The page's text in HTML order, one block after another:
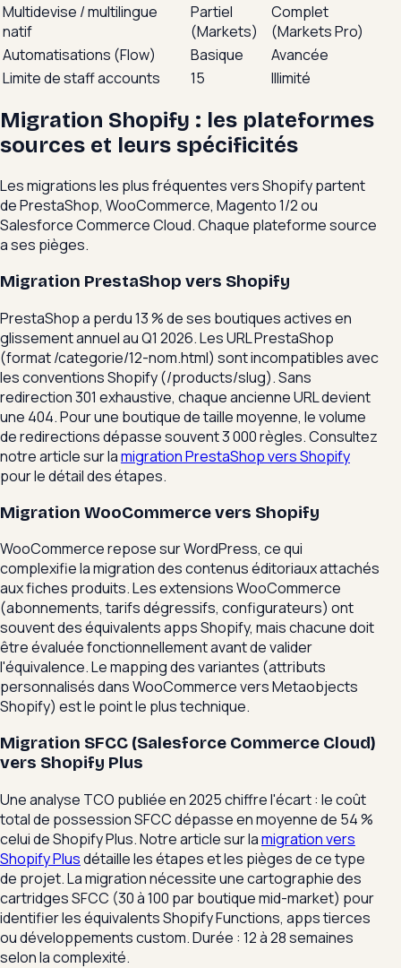
Multidevise / multilingue
natif
Partiel
(Markets)
Complet
(Markets Pro)
Automatisations (Flow)
Basique
Avancée
Limite de staff accounts
15 Illimité
Migration Shopify : les plateformes
sources et leurs spécificités
Les migrations les plus fréquentes vers Shopify partent
de PrestaShop, WooCommerce, Magento 1/2 ou
Salesforce Commerce Cloud. Chaque plateforme source
a ses pièges.
Migration PrestaShop vers Shopify
PrestaShop a perdu 13 % de ses boutiques actives en
glissement annuel au Q1 2026. Les URL PrestaShop
(format /categorie/12-nom.html) sont incompatibles avec
les conventions Shopify (/products/slug). Sans
redirection 301 exhaustive, chaque ancienne URL devient
une 404. Pour une boutique de taille moyenne, le volume
de redirections dépasse souvent 3 000 règles. Consultez
notre article sur lamigration PrestaShop vers Shopify
pour le détail des étapes.
Migration WooCommerce vers Shopify
WooCommerce repose sur WordPress, ce qui
complexifie la migration des contenus éditoriaux attachés
aux fiches produits. Les extensions WooCommerce
(abonnements, tarifs dégressifs, configurateurs) ont
souvent des équivalents apps Shopify, mais chacune doit
être évaluée fonctionnellement avant de valider
l'équivalence. Le mapping des variantes (attributs
personnalisés dans WooCommerce vers Metaobjects
Shopify) est le point le plus technique.
Migration SFCC (Salesforce Commerce Cloud)
vers Shopify Plus
Une analyse TCO publiée en 2025 chiffre l'écart : le coût
total de possession SFCC dépasse en moyenne de 54 %
celui de Shopify Plus. Notre article sur lamigration vers
Shopify Plusdétaille les étapes et les pièges de ce type
de projet. La migration nécessite une cartographie des
cartridges SFCC (30 à 100 par boutique mid-market) pour
identifier les équivalents Shopify Functions, apps tierces
ou développements custom. Durée : 12 à 28 semaines
selon la complexité.